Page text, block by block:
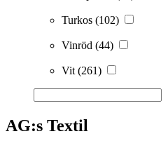
Turkos (102)
Vinröd (44)
Vit (261)
AG:s Textil